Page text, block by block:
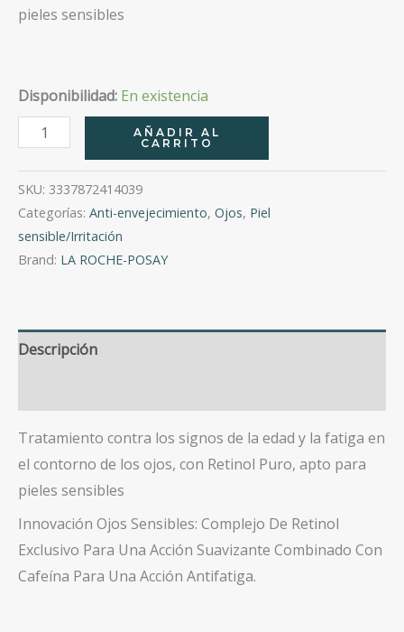
pieles sensibles
Disponibilidad: En existencia
Redermic
R
Ojos
15Ml
cantidad
AÑADIR AL
CARRITO
SKU: 3337872414039
Categorías: Anti-envejecimiento, Ojos, Piel
sensible/Irritación
Brand: LA ROCHE-POSAY
Descripción
Tratamiento contra los signos de la edad y la fatiga en
el contorno de los ojos, con Retinol Puro, apto para
pieles sensibles
Innovación Ojos Sensibles: Complejo De Retinol
Exclusivo Para Una Acción Suavizante Combinado Con
Cafeína Para Una Acción Antifatiga.